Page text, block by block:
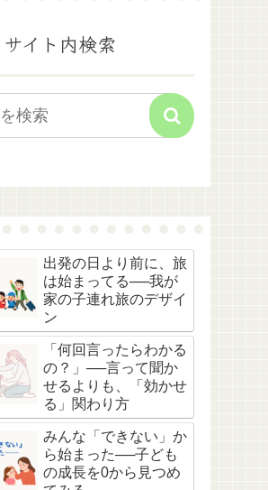
サイト内検索
出発の日より前に、旅
は始まってる──我が
家の子連れ旅のデザイ
ン
「何回言ったらわかる
の？」──言って聞か
せるよりも、「効かせ
る」関わり方
みんな「できない」か
ら始まった──子ども
の成長を0から見つめ